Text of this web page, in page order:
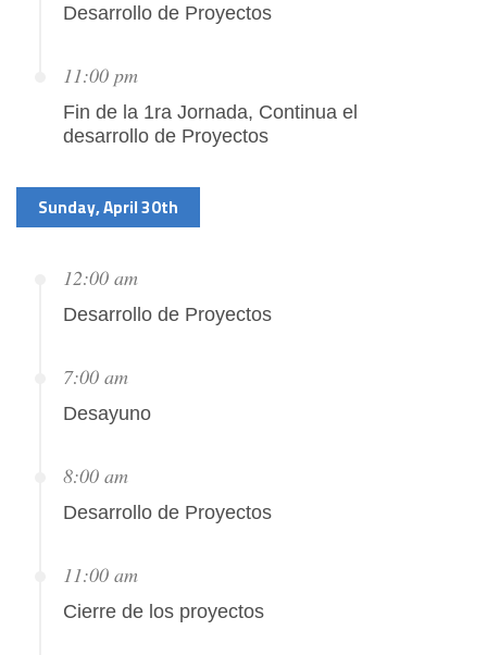
Desarrollo de Proyectos
11:00 pm
Fin de la 1ra Jornada, Continua el
desarrollo de Proyectos
Sunday, April 30th
12:00 am
Desarrollo de Proyectos
7:00 am
Desayuno
8:00 am
Desarrollo de Proyectos
11:00 am
Cierre de los proyectos